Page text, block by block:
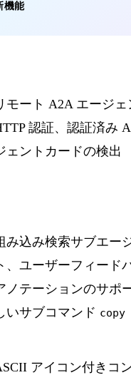
機能
モート A2A エージ
認証、認証済み
ェントカードの検出
み込み検索サブエー
、ユーザーフィード
ノテーションのサポ
いサブコマンド copy
アイコン付きコ